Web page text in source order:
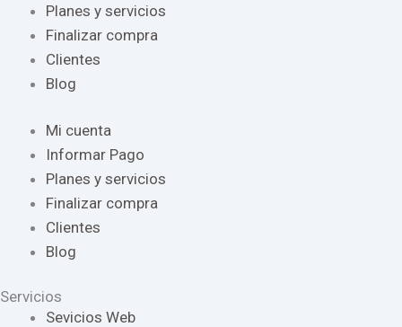
Planes y servicios
Finalizar compra
Clientes
Blog
Mi cuenta
Informar Pago
Planes y servicios
Finalizar compra
Clientes
Blog
Servicios
Sevicios Web